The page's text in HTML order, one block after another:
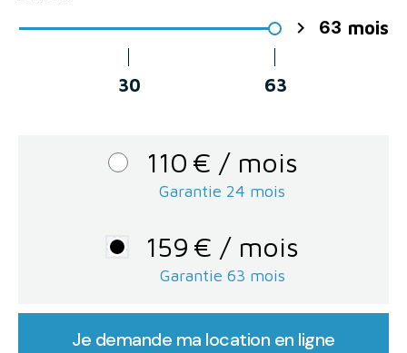
30 63
 63 mois
110 € / mois
Garantie 24 mois
159 € / mois
Garantie 63 mois
Je demande ma location en ligne